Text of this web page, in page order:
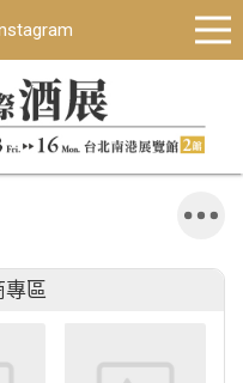
專區